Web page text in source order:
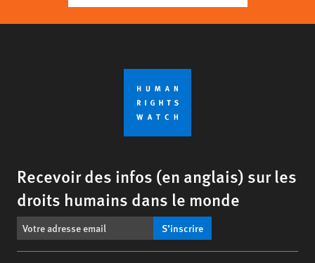
Recevoir des infos (en anglais) sur les
droits humains dans le monde
S’inscrire